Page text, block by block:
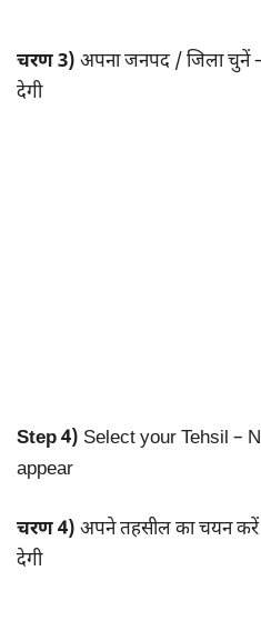
चरण 3) अपना जनपद / जिला चुनें –
देगी
Step 4) Select your Tehsil –
appear
चरण 4) अपने तहसील का चयन करें
देगी